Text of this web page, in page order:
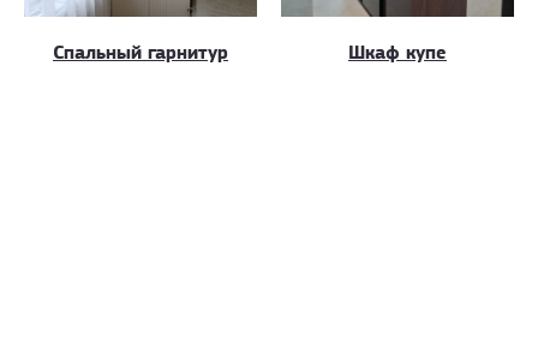
Спальный гарнитур Шкаф купе